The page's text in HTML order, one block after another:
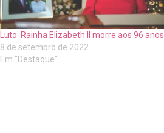
Luto: Rainha Elizabeth II morre aos 96 anos
8 de setembro de 2022
Em "Destaque"